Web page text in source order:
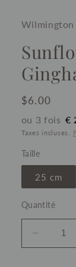
Wilmington
Prix
habituel
$6.00
€
Taxes incluses.
Taille
25 cm
Quantité
Réduire
la